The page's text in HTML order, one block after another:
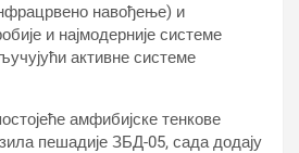
навођење) и
и најмодерније системе
активне системе
амфибијске тенкове
пешадије ЗБД-05, сада додају